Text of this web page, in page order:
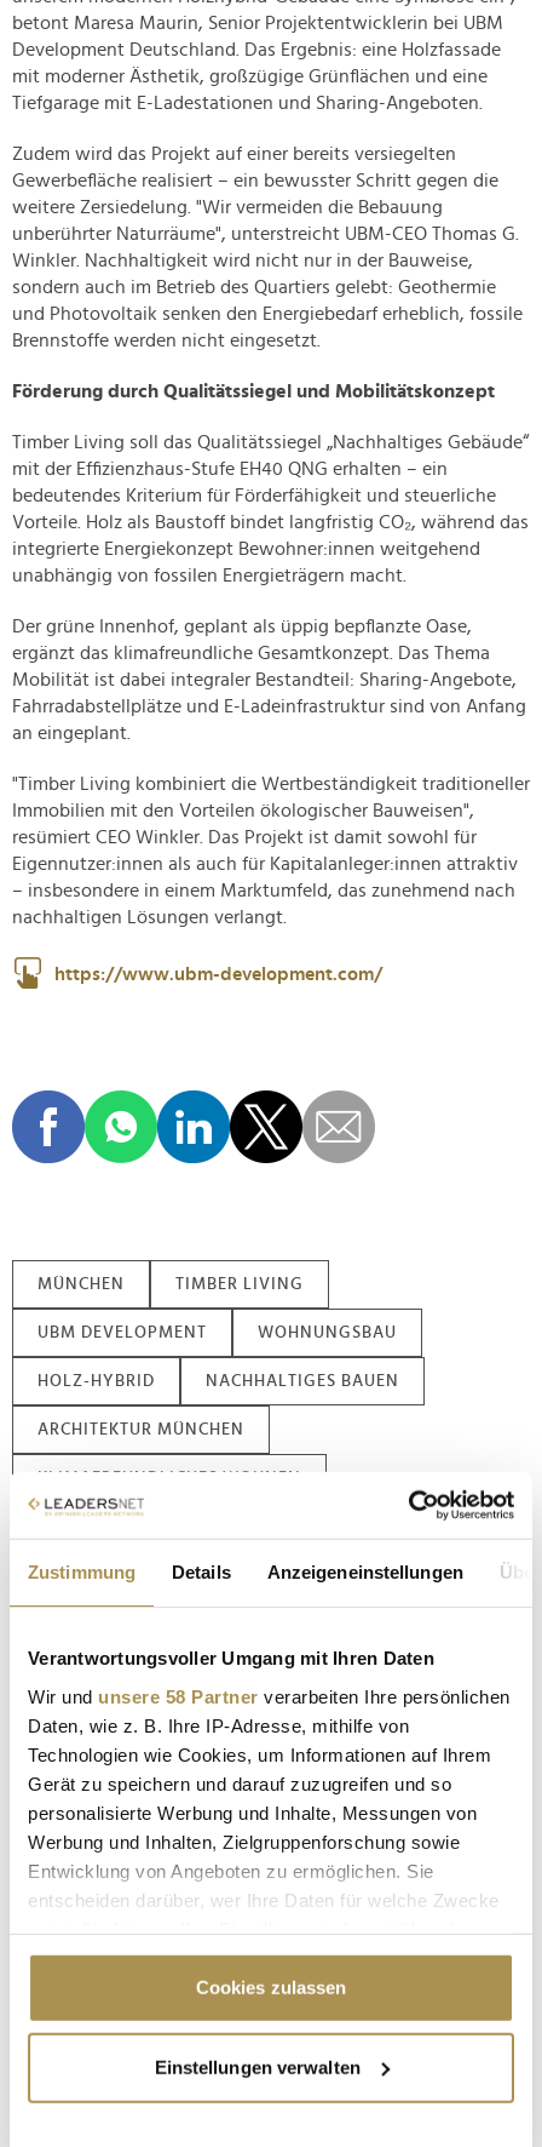
Zustimmung Details Anzeigeneinstellungen
Verantwortungsvoller Umgang mit Ihren Daten
Wir und unsere 58 Partner verarbeiten Ihre persönlichen
Daten, wie z. B. Ihre IP-Adresse, mithilfe von
Technologien wie Cookies, um Informationen auf Ihrem
Gerät zu speichern und darauf zuzugreifen und so
personalisierte Werbung und Inhalte, Messungen von
Werbung und Inhalten, Zielgruppenforschung sowie
Entwicklung von Angeboten zu ermöglichen. Sie
entscheiden darüber, wer Ihre Daten für welche Zwecke
Cookie-Erklärung oder durch Klicken auf das Privacy
Trigger Symbol ändern oder widerrufen
Informationen über Ihre geografische Lage
erfassen, welche bis auf einige Meter genau sein
Cookies zulassen
Einstellungen verwalten
betont Maresa Maurin, Senior Projektentwicklerin bei UBM
Development Deutschland. Das Ergebnis: eine Holzfassade
mit moderner Ästhetik, großzügige Grünflächen und eine
Tiefgarage mit E-Ladestationen und Sharing-Angeboten.
Zudem wird das Projekt auf einer bereits versiegelten
Gewerbefläche realisiert – ein bewusster Schritt gegen die
weitere Zersiedelung. "Wir vermeiden die Bebauung
unberührter Naturräume", unterstreicht UBM-CEO Thomas G.
Winkler. Nachhaltigkeit wird nicht nur in der Bauweise,
sondern auch im Betrieb des Quartiers gelebt: Geothermie
und Photovoltaik senken den Energiebedarf erheblich, fossile
Brennstoffe werden nicht eingesetzt.
Förderung durch Qualitätssiegel und Mobilitätskonzept
Timber Living soll das Qualitätssiegel „Nachhaltiges Gebäude“
mit der Effizienzhaus-Stufe EH40 QNG erhalten – ein
bedeutendes Kriterium für Förderfähigkeit und steuerliche
Vorteile. Holz als Baustoff bindet langfristig CO₂, während das
integrierte Energiekonzept Bewohner:innen weitgehend
unabhängig von fossilen Energieträgern macht.
Der grüne Innenhof, geplant als üppig bepflanzte Oase,
ergänzt das klimafreundliche Gesamtkonzept. Das Thema
Mobilität ist dabei integraler Bestandteil: Sharing-Angebote,
Fahrradabstellplätze und E-Ladeinfrastruktur sind von Anfang
an eingeplant.
"Timber Living kombiniert die Wertbeständigkeit traditioneller
Immobilien mit den Vorteilen ökologischer Bauweisen",
resümiert CEO Winkler. Das Projekt ist damit sowohl für
Eigennutzer:innen als auch für Kapitalanleger:innen attraktiv
– insbesondere in einem Marktumfeld, das zunehmend nach
nachhaltigen Lösungen verlangt.
https://www.ubm-development.com/
MÜNCHEN TIMBER LIVING
UBM DEVELOPMENT WOHNUNGSBAU
HOLZ-HYBRID NACHHALTIGES BAUEN
ARCHITEKTUR MÜNCHEN
Kommentar veröffentlichen
Autor:*
Kommentar:*